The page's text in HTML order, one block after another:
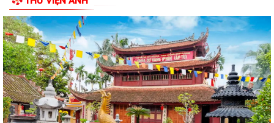
lĩnh vực điện ảnh thuộc phạm...
Quyết định về việc ủy quyền thực hiện nhiệm vụ thuộc thẩm quyền của
Ủy ban nhân dân thành phố trong...
MỘT NĂM NHÌN LẠI TỪ KHỞI ĐẦU ĐẾN NHỮNG DẤU ẤN ĐẦU TIÊN
Kế hoạch bình đẳng giới năm 2026
Kế hoạch thực hiện chiến lược Quốc gia về bình đẳng giới